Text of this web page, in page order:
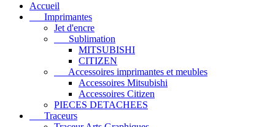
Accueil
Imprimantes
Jet d'encre
Sublimation
MITSUBISHI
CITIZEN
Accessoires imprimantes et meubles
Accessoires Mitsubishi
Accessoires Citizen
PIECES DETACHEES
Traceurs